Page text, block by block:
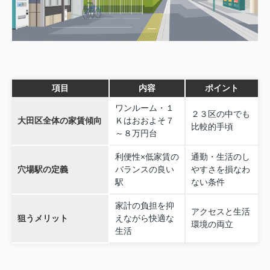
項目 内容 ポイント
大田区全体の家賃傾向
ワンルーム・１
Ｋはおおよそ７
～８万円台
２３区の中でも
比較的手頃
穴場駅の定義
利便性×低家賃の
バランスの良い
駅
通勤・生活のし
やすさを損なわ
ない条件
狙うメリット
家計の負担を抑
えながら快適な
生活
アクセスと生活
環境の両立